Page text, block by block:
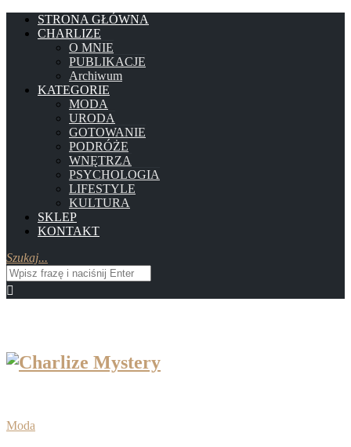
STRONA GŁÓWNA
CHARLIZE
O MNIE
PUBLIKACJE
Archiwum
KATEGORIE
MODA
URODA
GOTOWANIE
PODRÓŻE
WNĘTRZA
PSYCHOLOGIA
LIFESTYLE
KULTURA
SKLEP
KONTAKT
Szukaj...
Moda